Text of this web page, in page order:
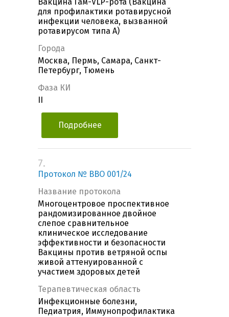
Вакцина Гам-VLP-рота (Вакцина
для профилактики ротавирусной
инфекции человека, вызванной
ротавирусом типа А)
Города
Москва, Пермь, Самара, Санкт-
Петербург, Тюмень
Фаза КИ
Подробнее
7.
Протокол № ВВО 001/24
Название протокола
Многоцентровое проспективное
рандомизированное двойное
слепое сравнительное
клиническое исследование
эффективности и безопасности
Вакцины против ветряной оспы
живой аттенуированной с
участием здоровых детей
Терапевтическая область
Инфекционные болезни,
Педиатрия, Иммунопрофилактика